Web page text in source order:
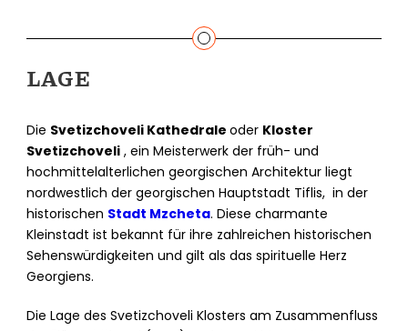
LAGE
Die Svetizchoveli Kathedrale oder Kloster
Svetizchoveli , ein Meisterwerk der früh- und
hochmittelalterlichen georgischen Architektur liegt
nordwestlich der georgischen Hauptstadt Tiflis, in der
historischen Stadt Mzcheta. Diese charmante
Kleinstadt ist bekannt für ihre zahlreichen historischen
Sehenswürdigkeiten und gilt als das spirituelle Herz
Georgiens.
Die Lage des Svetizchoveli Klosters am Zusammenfluss